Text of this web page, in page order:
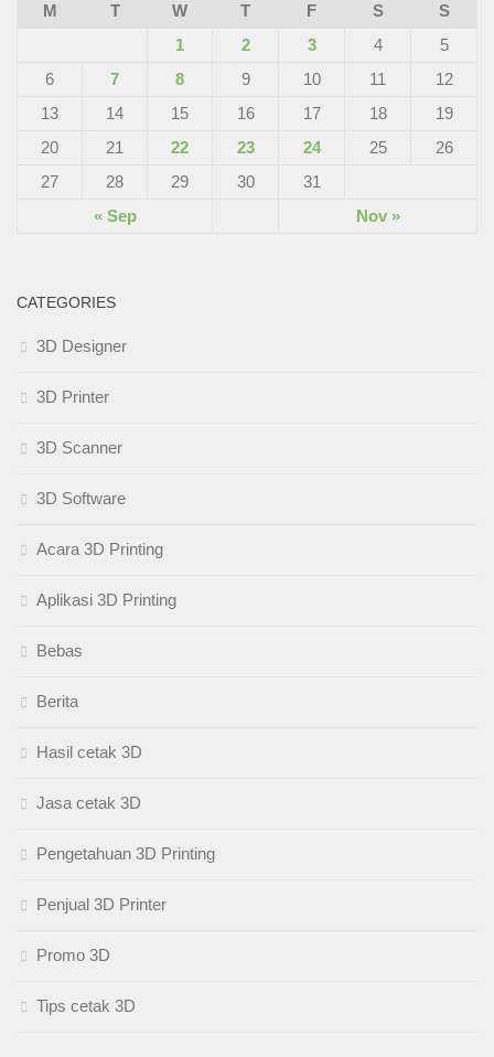
M
T W T F S S
« Sep Nov »
1 2 3 4
5
6
7 8 9 10 11
12
13
14 15 16 17 18
19
20
21 22 23 24 25
26
27
28 29 30 31
CATEGORIES
3D Designer
3D Printer
3D Scanner
3D Software
Acara 3D Printing
Aplikasi 3D Printing
Bebas
Berita
Hasil cetak 3D
Jasa cetak 3D
Pengetahuan 3D Printing
Penjual 3D Printer
Promo 3D
Tips cetak 3D